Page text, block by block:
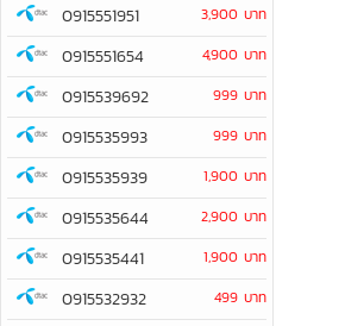
0915551951 3,900 บาท
0915551654 4,900 บาท
0915539692 999 บาท
0915535993 999 บาท
0915535939 1,900 บาท
0915535644 2,900 บาท
0915535441 1,900 บาท
0915532932 499 บาท